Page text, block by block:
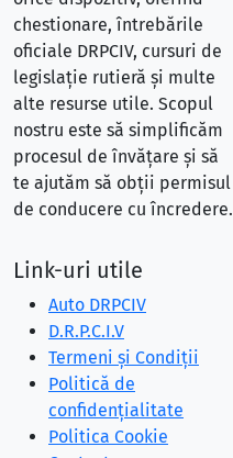
chestionare, întrebările
oficiale DRPCIV, cursuri de
legislație rutieră și multe
alte resurse utile. Scopul
nostru este să simplificăm
procesul de învățare și să
te ajutăm să obții permisul
de conducere cu încredere.
Link-uri utile
Auto DRPCIV
D.R.P.C.I.V
Termeni și Condiții
Politică de
confidențialitate
Politica Cookie